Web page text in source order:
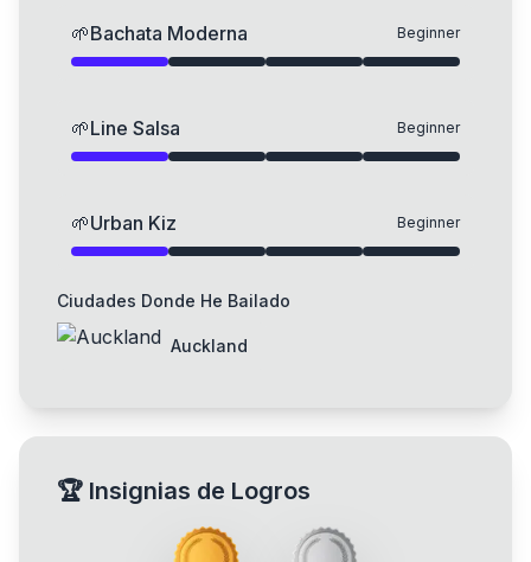
🌱Bachata Moderna Beginner
🌱Line Salsa Beginner
🌱Urban Kiz Beginner
Ciudades Donde He Bailado
Auckland
🏆 Insignias de Logros